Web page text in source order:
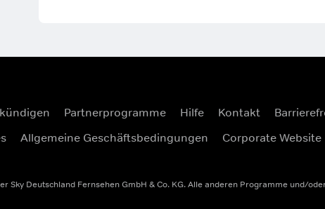
Partnerprogramme Hilfe Kontakt
Allgemeine Geschäftsbedingungen Corporate Website
Sky Deutschland Fernsehen GmbH & Co. KG. Alle anderen Programme und/